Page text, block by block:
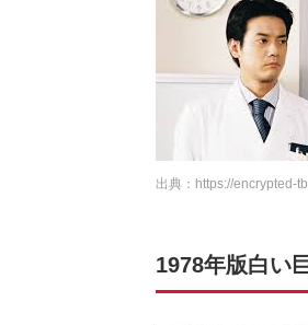
出典： https://encrypted-
1978年版白い